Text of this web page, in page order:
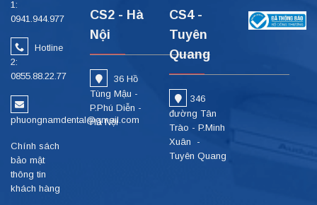
1:
0941.944.977
Hotline
2:
0855.88.22.77
phuongnamdental@gmail.com
Chính sách
bảo mật
thông tin
khách hàng
CS2 - Hà
Nội
36 Hồ
Tùng Mậu -
P.Phú Diễn -
Hà Nội
CS4 -
Tuyên
Quang
346
đường Tân
Trào - P.Minh
Xuân -
Tuyên Quang